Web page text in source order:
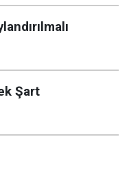
Şart